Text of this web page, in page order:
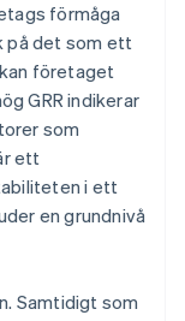
förmåga
på det som ett
företaget
GRR indikerar
som
ett
i ett
en grundnivå
Samtidigt som